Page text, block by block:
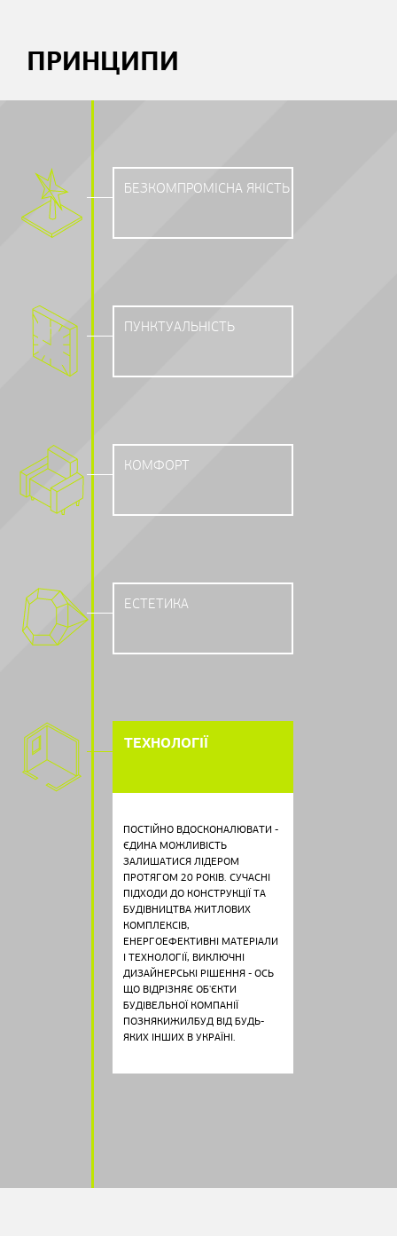
ПРИНЦИПИ
БЕЗКОМПРОМІСНА ЯКІСТЬ
ПУНКТУАЛЬНІСТЬ
КОМФОРТ
ЕСТЕТИКА
ТЕХНОЛОГІЇ
ПОСТІЙНО ВДОСКОНАЛЮВАТИ -
ЄДИНА МОЖЛИВІСТЬ
ЗАЛИШАТИСЯ ЛІДЕРОМ
ПРОТЯГОМ 20 РОКІВ. СУЧАСНІ
ПІДХОДИ ДО КОНСТРУКЦІЇ ТА
БУДІВНИЦТВА ЖИТЛОВИХ
КОМПЛЕКСІВ,
ЕНЕРГОЕФЕКТИВНІ МАТЕРІАЛИ
І ТЕХНОЛОГІЇ, ВИКЛЮЧНІ
ДИЗАЙНЕРСЬКІ РІШЕННЯ - ОСЬ
ЩО ВІДРІЗНЯЄ ОБ'ЄКТИ
БУДІВЕЛЬНОЇ КОМПАНІЇ
ПОЗНЯКИЖИЛБУД ВІД БУДЬ-
ЯКИХ ІНШИХ В УКРАЇНІ.